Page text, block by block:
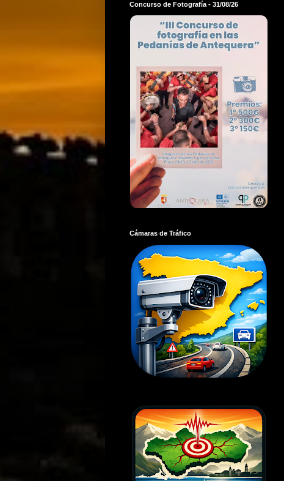
Concurso de Fotografía - 31/08/26
Cámaras de Tráfico